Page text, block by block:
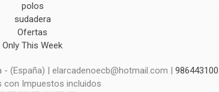
polos
sudadera
Ofertas
Only This Week
(España) | elarcadenoecb@hotmail.com | 986443100
con Impuestos incluidos